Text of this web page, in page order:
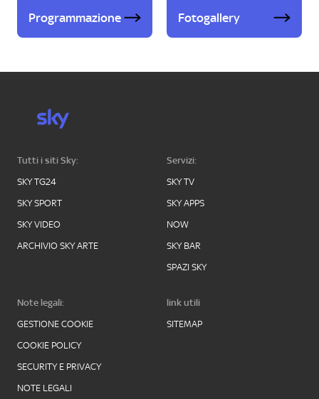
Programmazione Fotogallery
Tutti i siti Sky:
SKY TG24
SKY SPORT
SKY VIDEO
ARCHIVIO SKY ARTE
Servizi:
SKY TV
SKY APPS
NOW
SKY BAR
SPAZI SKY
Note legali:
GESTIONE COOKIE
COOKIE POLICY
SECURITY E PRIVACY
NOTE LEGALI
link utili
SITEMAP